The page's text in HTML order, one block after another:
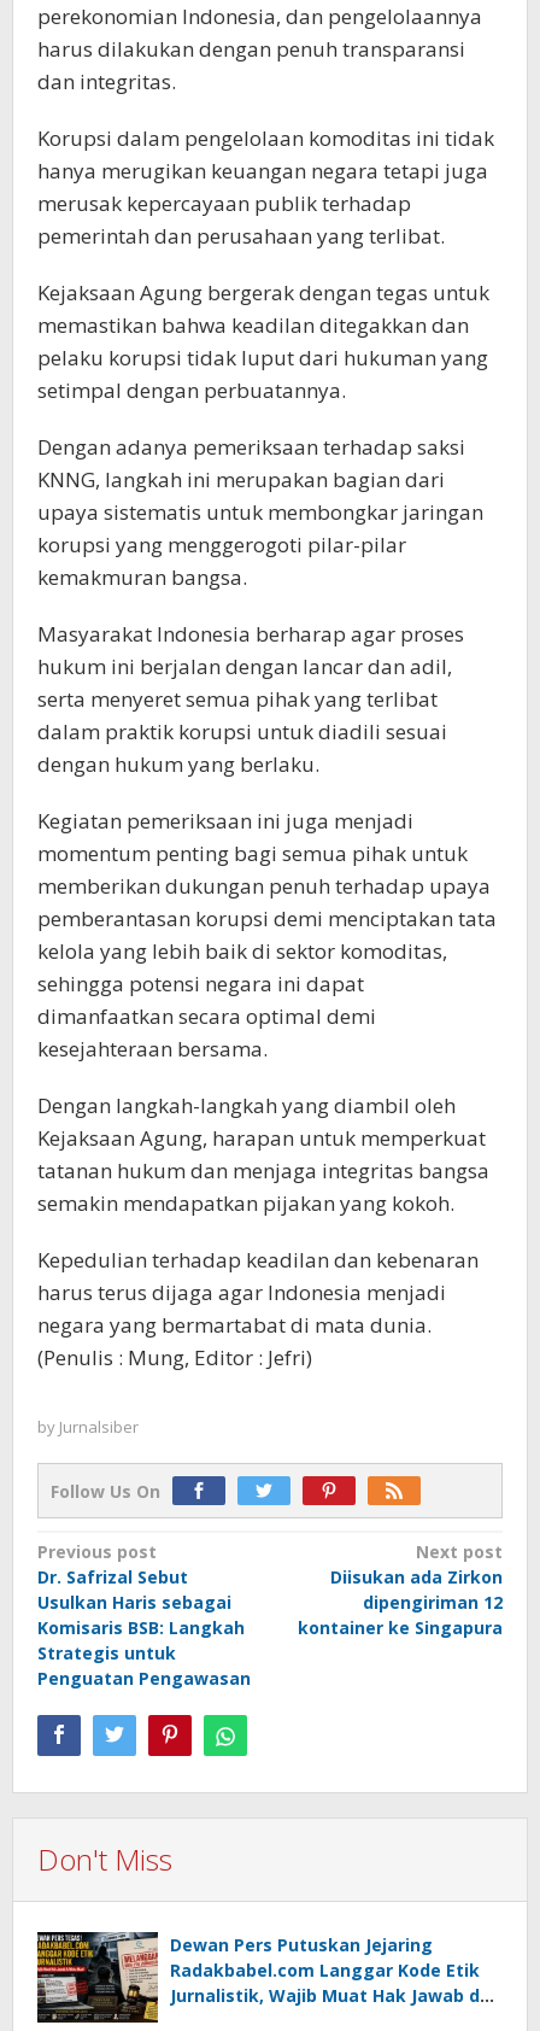
perekonomian Indonesia, dan pengelolaannya
harus dilakukan dengan penuh transparansi
dan integritas.
Korupsi dalam pengelolaan komoditas ini tidak
hanya merugikan keuangan negara tetapi juga
merusak kepercayaan publik terhadap
pemerintah dan perusahaan yang terlibat.
Kejaksaan Agung bergerak dengan tegas untuk
memastikan bahwa keadilan ditegakkan dan
pelaku korupsi tidak luput dari hukuman yang
setimpal dengan perbuatannya.
Dengan adanya pemeriksaan terhadap saksi
KNNG, langkah ini merupakan bagian dari
upaya sistematis untuk membongkar jaringan
korupsi yang menggerogoti pilar-pilar
kemakmuran bangsa.
Masyarakat Indonesia berharap agar proses
hukum ini berjalan dengan lancar dan adil,
serta menyeret semua pihak yang terlibat
dalam praktik korupsi untuk diadili sesuai
dengan hukum yang berlaku.
Kegiatan pemeriksaan ini juga menjadi
momentum penting bagi semua pihak untuk
memberikan dukungan penuh terhadap upaya
pemberantasan korupsi demi menciptakan tata
kelola yang lebih baik di sektor komoditas,
sehingga potensi negara ini dapat
dimanfaatkan secara optimal demi
kesejahteraan bersama.
Dengan langkah-langkah yang diambil oleh
Kejaksaan Agung, harapan untuk memperkuat
tatanan hukum dan menjaga integritas bangsa
semakin mendapatkan pijakan yang kokoh.
Kepedulian terhadap keadilan dan kebenaran
harus terus dijaga agar Indonesia menjadi
negara yang bermartabat di mata dunia.
(Penulis : Mung, Editor : Jefri)
by Jurnalsiber
Follow Us On
Post
navigation
Previous post
Dr. Safrizal Sebut
Usulkan Haris sebagai
Komisaris BSB: Langkah
Strategis untuk
Penguatan Pengawasan
Next post
Diisukan ada Zirkon
dipengiriman 12
kontainer ke Singapura
Don't Miss
Dewan Pers Putuskan Jejaring
Radakbabel.com Langgar Kode Etik
Jurnalistik, Wajib Muat Hak Jawab dan